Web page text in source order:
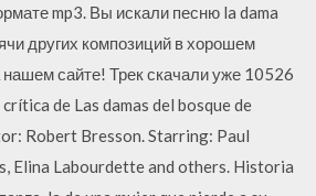
mp3. Вы искали песню la dama
других композиций в хорошем
нашем сайте! Трек скачали уже 10526
de Las damas del bosque de
Robert Bresson. Starring: Paul
Elina Labourdette and others. Historia